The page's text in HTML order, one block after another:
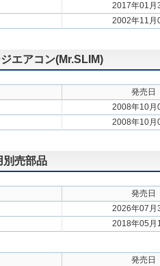
2017年01月
2002年11月
エアコン(Mr.SLIM)
発売日
2008年10月
2008年10月
別売部品
発売日
2026年07月
2018年05月
発売日